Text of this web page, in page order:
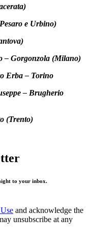
e Urbino)
– Gorgonzola (Milano)
Erba – Torino
– Brugherio
(Trento)
to your inbox.
and acknowledge the
unsubscribe at any